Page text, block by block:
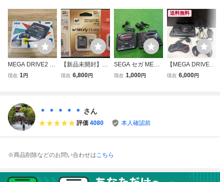
MEGA DRIVE2 メ
ガドライブ2 SEG
現在 1円
【新品未開封】16
GB microSD CAR
A DRIVE/SEGA S
現在 6,800円
SEGA セガ MEGA
DRIVE 2 メガドラ
ー メガドライブ2
現在 1,000円
送料無料
【MEGA DRIVE】
SEGA セガ メガド
現在 6,000円
＊ ＊ ＊ ＊ ＊ さん
評価 4080 本人確認前
※商品削除などのお問い合わせはこちら